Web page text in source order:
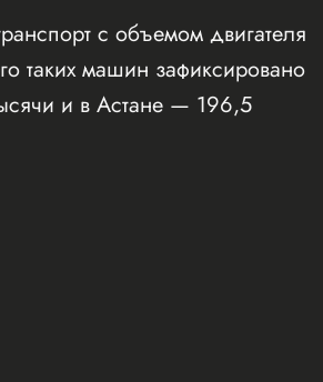
с объемом двигателя
таких машин зафиксировано
и в Астане — 196,5